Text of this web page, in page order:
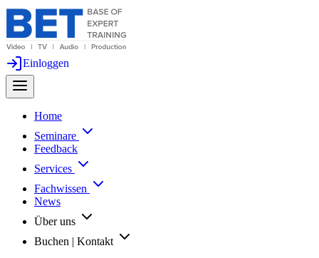
Einloggen
Home
Seminare
Feedback
Services
Fachwissen
News
Über uns
Buchen | Kontakt